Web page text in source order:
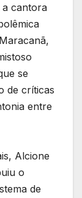
a cantora
se
de críticas
entre
Alcione
o
de